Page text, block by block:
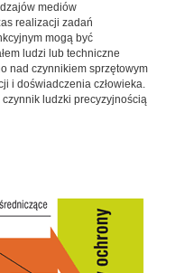
mediów
realizacji zadań
mogą być
ludzi lub techniczne
nad czynnikiem sprzętowym
i doświadczenia człowieka.
ludzki precyzyjnością